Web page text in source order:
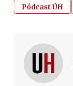
Pódcast ÚH